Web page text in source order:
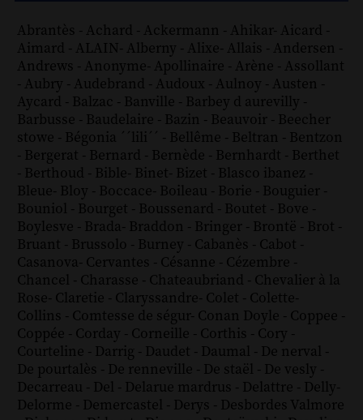
Abrantès - Achard - Ackermann - Ahikar- Aicard -
Aimard - ALAIN- Alberny - Alixe- Allais - Andersen -
Andrews - Anonyme- Apollinaire - Arène - Assollant
- Aubry - Audebrand - Audoux - Aulnoy - Austen -
Aycard - Balzac - Banville - Barbey d aurevilly -
Barbusse - Baudelaire - Bazin - Beauvoir - Beecher
stowe - Bégonia ´´lili´´ - Bellême - Beltran - Bentzon
- Bergerat - Bernard - Bernède - Bernhardt - Berthet
- Berthoud - Bible- Binet- Bizet - Blasco ibanez -
Bleue- Bloy - Boccace- Boileau - Borie - Bouguier -
Bouniol - Bourget - Boussenard - Boutet - Bove -
Boylesve - Brada- Braddon - Bringer - Brontë - Brot -
Bruant - Brussolo - Burney - Cabanès - Cabot -
Casanova- Cervantes - Césanne - Cézembre -
Chancel - Charasse - Chateaubriand - Chevalier à la
Rose- Claretie - Claryssandre- Colet - Colette-
Collins - Comtesse de ségur- Conan Doyle - Coppee -
Coppée - Corday - Corneille - Corthis - Cory -
Courteline - Darrig - Daudet - Daumal - De nerval -
De pourtalès - De renneville - De staël - De vesly -
Decarreau - Del - Delarue mardrus - Delattre - Delly-
Delorme - Demercastel - Derys - Desbordes Valmore